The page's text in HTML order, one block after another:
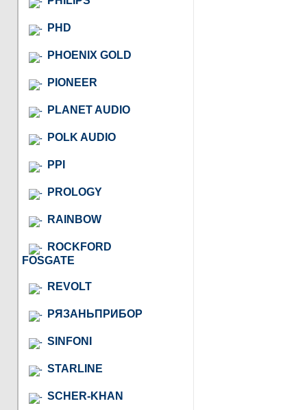
PHD
PHOENIX GOLD
PIONEER
PLANET AUDIO
POLK AUDIO
PPI
PROLOGY
RAINBOW
ROCKFORD
FOSGATE
REVOLT
РЯЗАНЬПРИБОР
SINFONI
STARLINE
SCHER-KHAN